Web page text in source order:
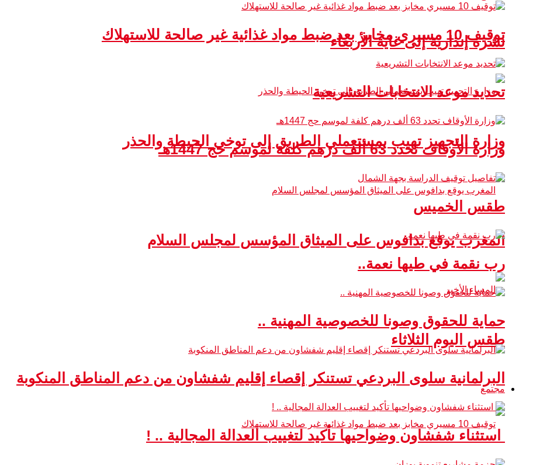
نشرة إنذارية إلى غاية الأربعاء
وزارة التجهيز تهيب بمستعملي الطريق إلى توخي الحيطة والحذر
المغرب يوقع بدافوس على الميثاق المؤسس لمجلس السلام
طقس اليوم الثلاثاء
مجتمع
توقيف 10 مسيري مخابز بعد ضبط مواد غذائية غير صالحة للاستهلاك
تحديد موعد الانتخابات التشريعية
وزارة الأوقاف تحدد 63 ألف درهم كلفة لموسم حج 1447هـ
طقس الخميس
رب نقمة في طيها نعمة..
حماية للحقوق وصونا للخصوصية المهنية ..
البرلمانية سلوى البردعي تستنكر إقصاء إقليم شفشاون من دعم المناطق المنكوبة
استثناء شفشاون وضواحيها تأكيد لتغييب العدالة المجالية .. !